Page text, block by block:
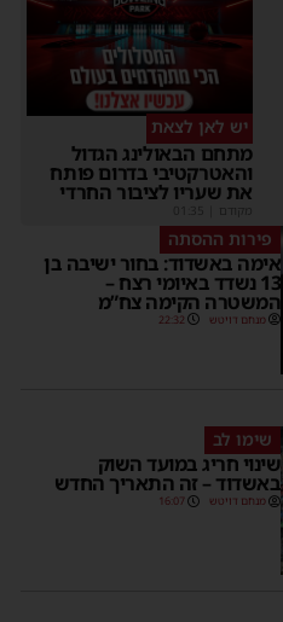
יש לאן לצאת
מתחם הבאולינג הגדול
והאטרקטיבי בדרום פותח
את שעריו לציבור החרדי
מקודם
פירות ההסתה
אימה באשדוד: בחור ישיבה בן
13 נשדד באיומי רצח –
המשטרה הקימה צח”מ
מנחם דויטש 22:32
שימו לב
שינוי חריג במועד השוק
באשדוד – זה התאריך החדש
מנחם דויטש 16:07